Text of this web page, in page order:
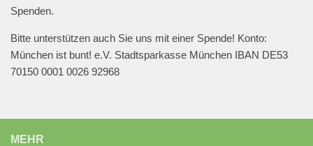
Spenden.
Bitte unterstützen auch Sie uns mit einer Spende! Konto:
München ist bunt! e.V. Stadtsparkasse München IBAN DE53
70150 0001 0026 92968
MEHR